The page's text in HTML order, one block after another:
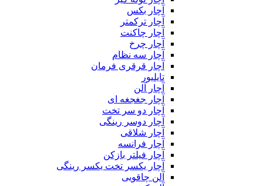
آچار بکس
آچار ترکمتر
آچار چاکنت
آچار چرخ
آچار سه نظام
آچار قرقری فرمان
تایلیور
آچار آلن
آچار جغجغه ای
آچار دو سر تخت
آچار دوسر رینگی
آچار شلاقی
آچار فرانسه
آچار فیلتر بازکن
آچار یکسر تخت یکسر رینگی
آلن چاقویی